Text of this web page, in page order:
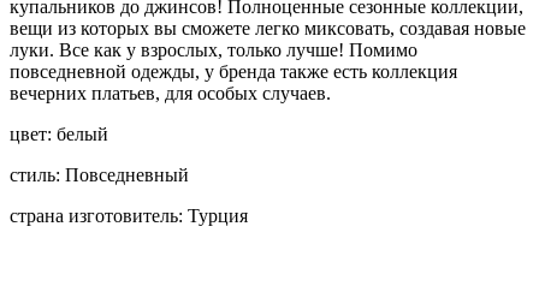
купальников до джинсов! Полноценные сезонные коллекции,
вещи из которых вы сможете легко миксовать, создавая новые
луки. Все как у взрослых, только лучше! Помимо
повседневной одежды, у бренда также есть коллекция
вечерних платьев, для особых случаев.
цвет: белый
стиль: Повседневный
страна изготовитель: Турция